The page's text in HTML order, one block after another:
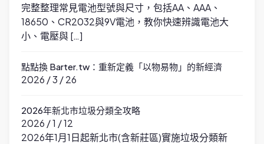
完整整理常見電池型號與尺寸，包括AA、AAA、
18650、CR2032與9V電池，教你快速辨識電池大
小、電壓與 […]
點點換 Barter.tw：重新定義「以物易物」的新經濟
2026 / 3 / 26
2026年新北市垃圾分類全攻略
2026 / 1 / 12
2026年1月1日起新北市(含新莊區)實施垃圾分類新